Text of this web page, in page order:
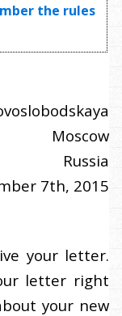
the rules
Moscow
Russia
7th, 2015
your letter.
letter right
your new